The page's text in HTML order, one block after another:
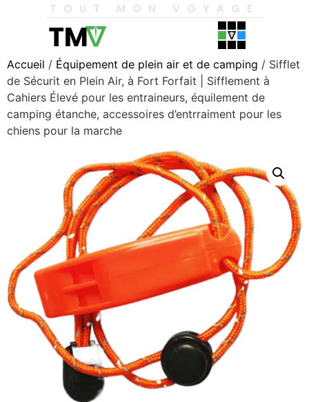
TOUT MON VOYAGE
Accueil / Équipement de plein air et de camping / Sifflet
de Sécurit en Plein Air, à Fort Forfait | Sifflement à
Cahiers Élevé pour les entraineurs, équilement de
camping étanche, accessoires d’entrraiment pour les
chiens pour la marche